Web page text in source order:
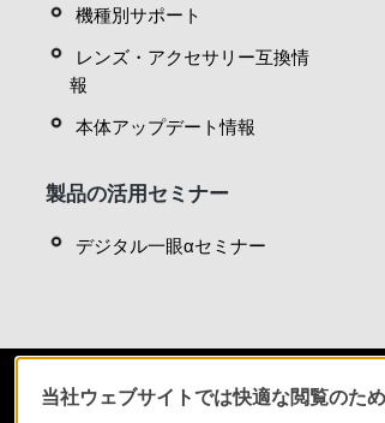
機種別サポート
レンズ・アクセサリー互換情
報
本体アップデート情報
製品の活用セミナー
デジタル一眼αセミナー
当社ウェブサイトでは快適な閲覧のた
ソニーストアで